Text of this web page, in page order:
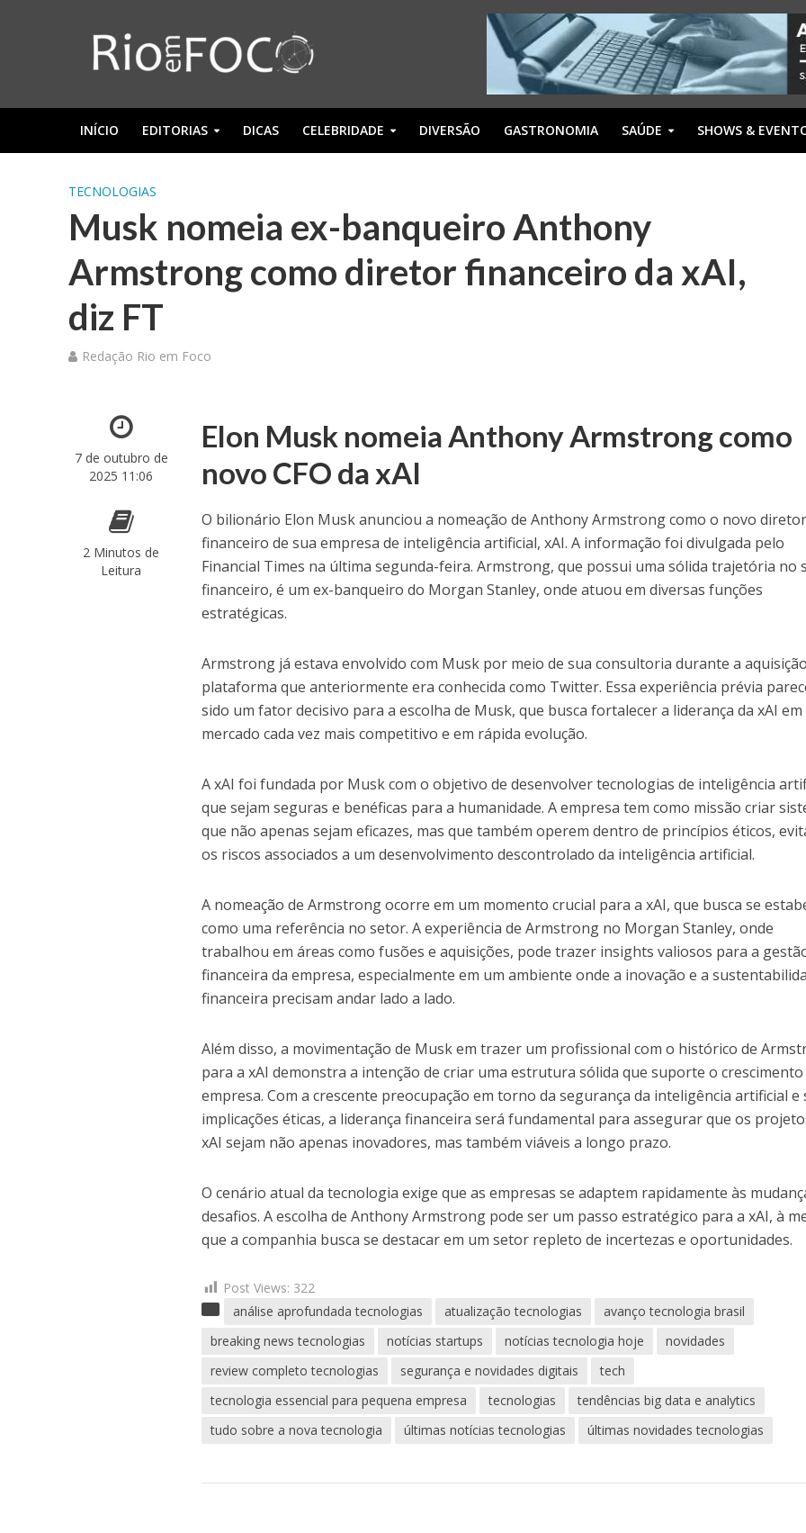
INÍCIO EDITORIAS DICAS CELEBRIDADE DIVERSÃO GASTRONOMIA SAÚDE SHOWS &
TECNOLOGIAS
Musk nomeia ex-banqueiro Anthony
Armstrong como diretor financeiro da xAI,
diz FT
Redação Rio em Foco
7 de outubro de
2025 11:06
2 Minutos de
Leitura
Elon Musk nomeia Anthony Armstrong como
novo CFO da xAI
O bilionário Elon Musk anunciou a nomeação de Anthony Armstrong como o novo diretor
financeiro de sua empresa de inteligência artificial, xAI. A informação foi divulgada pelo
Financial Times na última segunda-feira. Armstrong, que possui uma sólida trajetória no
financeiro, é um ex-banqueiro do Morgan Stanley, onde atuou em diversas funções
estratégicas.
Armstrong já estava envolvido com Musk por meio de sua consultoria durante a
plataforma que anteriormente era conhecida como Twitter. Essa experiência prévia
sido um fator decisivo para a escolha de Musk, que busca fortalecer a liderança da xAI em
mercado cada vez mais competitivo e em rápida evolução.
A xAI foi fundada por Musk com o objetivo de desenvolver tecnologias de inteligência
que sejam seguras e benéficas para a humanidade. A empresa tem como missão criar
que não apenas sejam eficazes, mas que também operem dentro de princípios éticos,
os riscos associados a um desenvolvimento descontrolado da inteligência artificial.
A nomeação de Armstrong ocorre em um momento crucial para a xAI, que busca se
como uma referência no setor. A experiência de Armstrong no Morgan Stanley, onde
trabalhou em áreas como fusões e aquisições, pode trazer insights valiosos para a
financeira da empresa, especialmente em um ambiente onde a inovação e a
financeira precisam andar lado a lado.
Além disso, a movimentação de Musk em trazer um profissional com o histórico de
para a xAI demonstra a intenção de criar uma estrutura sólida que suporte o crescimento
empresa. Com a crescente preocupação em torno da segurança da inteligência artificial e
implicações éticas, a liderança financeira será fundamental para assegurar que os
xAI sejam não apenas inovadores, mas também viáveis a longo prazo.
O cenário atual da tecnologia exige que as empresas se adaptem rapidamente às
desafios. A escolha de Anthony Armstrong pode ser um passo estratégico para a xAI, à
que a companhia busca se destacar em um setor repleto de incertezas e oportunidades.
Post Views: 322
análise aprofundada tecnologias
atualização tecnologias
avanço tecnologia brasil
breaking news tecnologias
notícias startups notícias tecnologia hoje
novidades
review completo tecnologias
segurança e novidades digitais
tech
tecnologia essencial para pequena empresa
tecnologias
tendências big data e analytics
tudo sobre a nova tecnologia
últimas notícias tecnologias últimas novidades tecnologias